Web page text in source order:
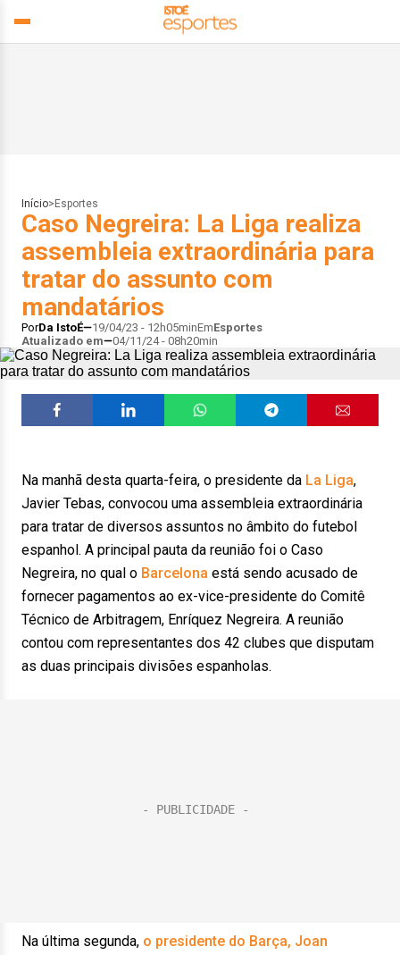
Início> Esportes
Caso Negreira: La Liga realiza
assembleia extraordinária para
tratar do assunto com
mandatários
PorDa IstoÉ 19/04/23 - 12h05minEmEsportes
Atualizado em
04/11/24 - 08h20min
Na manhã desta quarta-feira, o presidente da La Liga,
Javier Tebas, convocou uma assembleia extraordinária
para tratar de diversos assuntos no âmbito do futebol
espanhol. A principal pauta da reunião foi o Caso
Negreira, no qual o Barcelona está sendo acusado de
fornecer pagamentos ao ex-vice-presidente do Comitê
Técnico de Arbitragem, Enríquez Negreira. A reunião
contou com representantes dos 42 clubes que disputam
as duas principais divisões espanholas.
Na última segunda, o presidente do Barça, Joan